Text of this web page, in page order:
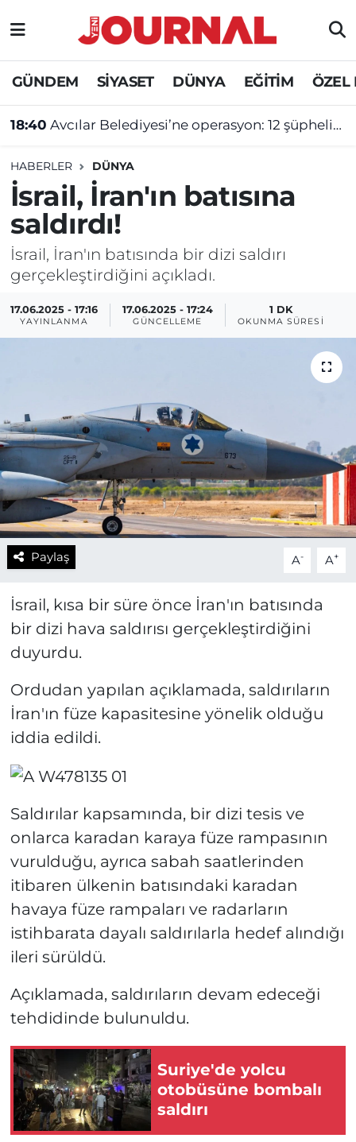
GÜNDEM SİYASET DÜNYA EĞİTİM ÖZEL
18:40 Avcılar Belediyesi’ne operasyon: 12 şüpheliye tutuklama talebi
HABERLER DÜNYA
İsrail, İran'ın batısına
saldırdı!
İsrail, İran'ın batısında bir dizi saldırı
gerçekleştirdiğini açıkladı.
17.06.2025 - 17:16
YAYINLANMA
17.06.2025 - 17:24
GÜNCELLEME
1 DK
OKUNMA SÜRESI
Paylaş A- A+
İsrail, kısa bir süre önce İran'ın batısında
bir dizi hava saldırısı gerçekleştirdiğini
duyurdu.
Ordudan yapılan açıklamada, saldırıların
İran'ın füze kapasitesine yönelik olduğu
iddia edildi.
Saldırılar kapsamında, bir dizi tesis ve
onlarca karadan karaya füze rampasının
vurulduğu, ayrıca sabah saatlerinden
itibaren ülkenin batısındaki karadan
havaya füze rampaları ve radarların
istihbarata dayalı saldırılarla hedef alındığı
ileri sürüldü.
Açıklamada, saldırıların devam edeceği
tehdidinde bulunuldu.
Suriye'de yolcu
otobüsüne bombalı
saldırı
GÜNDEM
SİYASET
DÜNYA
EĞİTİM
ÖZEL HABER
Nöbetçi Eczaneler
Hava Durumu
Süper Lig Puan Durumu ve Fikstür
Tüm Manşetler
Son Dakika Haberleri
Haber Arşivi